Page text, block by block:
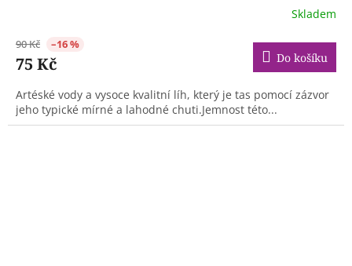
Skladem
90 Kč –16 %
75 Kč Do košíku
Artéské vody a vysoce kvalitní líh, který je tas pomocí zázvor
jeho typické mírné a lahodné chuti.Jemnost této...